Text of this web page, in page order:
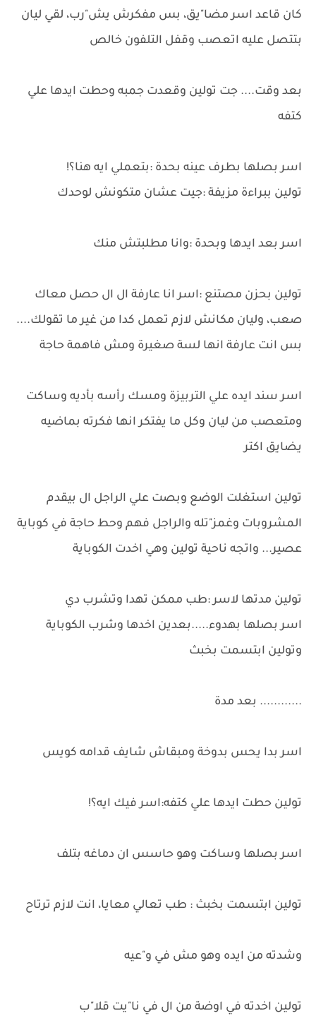
كان قاعد اسر مضا"يق، بس مفكرش يش"رب، لقي ليان
بتتصل عليه اتعصب وقفل التلفون خالص
بعد وقت.... جت تولين وقعدت جمبه وحطت ايدها علي
كتفه
اسر بصلها بطرف عينه بحدة :بتعملي ايه هنا؟!
تولين ببراءة مزيفة :جيت عشان متكونش لوحدك
اسر بعد ايدها وبحدة :وانا مطلبتش منك
تولين بحزن مصتنع :اسر انا عارفة ال ال حصل معاك
صعب، وليان مكانش لازم تعمل كدا من غير ما تقولك....
بس انت عارفة انها لسة صغيرة ومش فاهمة حاجة
اسر سند ايده علي التربيزة ومسك رأسه بأديه وساكت
ومتعصب من ليان وكل ما يفتكر انها فكرته بماضيه
يضايق اكتر
تولين استغلت الوضع وبصت علي الراجل ال بيقدم
المشروبات وغمز"تله والراجل فهم وحط حاجة في كوباية
عصير... واتجه ناحية تولين وهي اخدت الكوباية
تولين مدتها لاسر :طب ممكن تهدا وتشرب دي
اسر بصلها بهدوء.....بعدين اخدها وشرب الكوباية
وتولين ابتسمت بخبث
............ بعد مدة
اسر بدا يحس بدوخة ومبقاش شايف قدامه كويس
تولين حطت ايدها علي كتفه:اسر فيك ايه؟!
اسر بصلها وساكت وهو حاسس ان دماغه بتلف
تولين ابتسمت بخبث : طب تعالي معايا، انت لازم ترتاح
وشدته من ايده وهو مش في و"عيه
تولين اخدته في اوضة من ال في نا"يت قلا"ب